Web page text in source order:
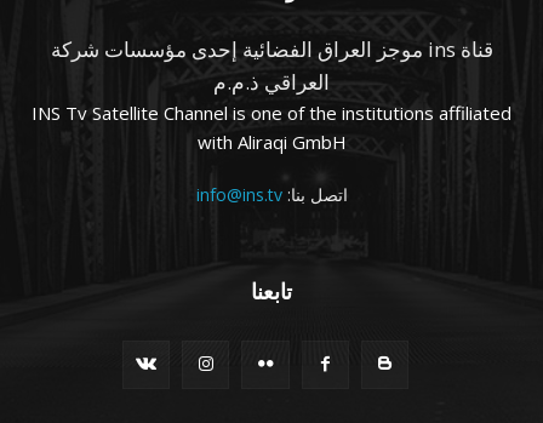
قناة ins موجز العراق الفضائية إحدى مؤسسات شركة
العراقي ذ.م.م
INS Tv Satellite Channel is one of the institutions affiliated
with Aliraqi GmbH
اتصل بنا:info@ins.tv
تابعنا